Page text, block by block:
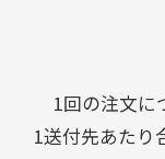
1回の注文に
1送付先あたり